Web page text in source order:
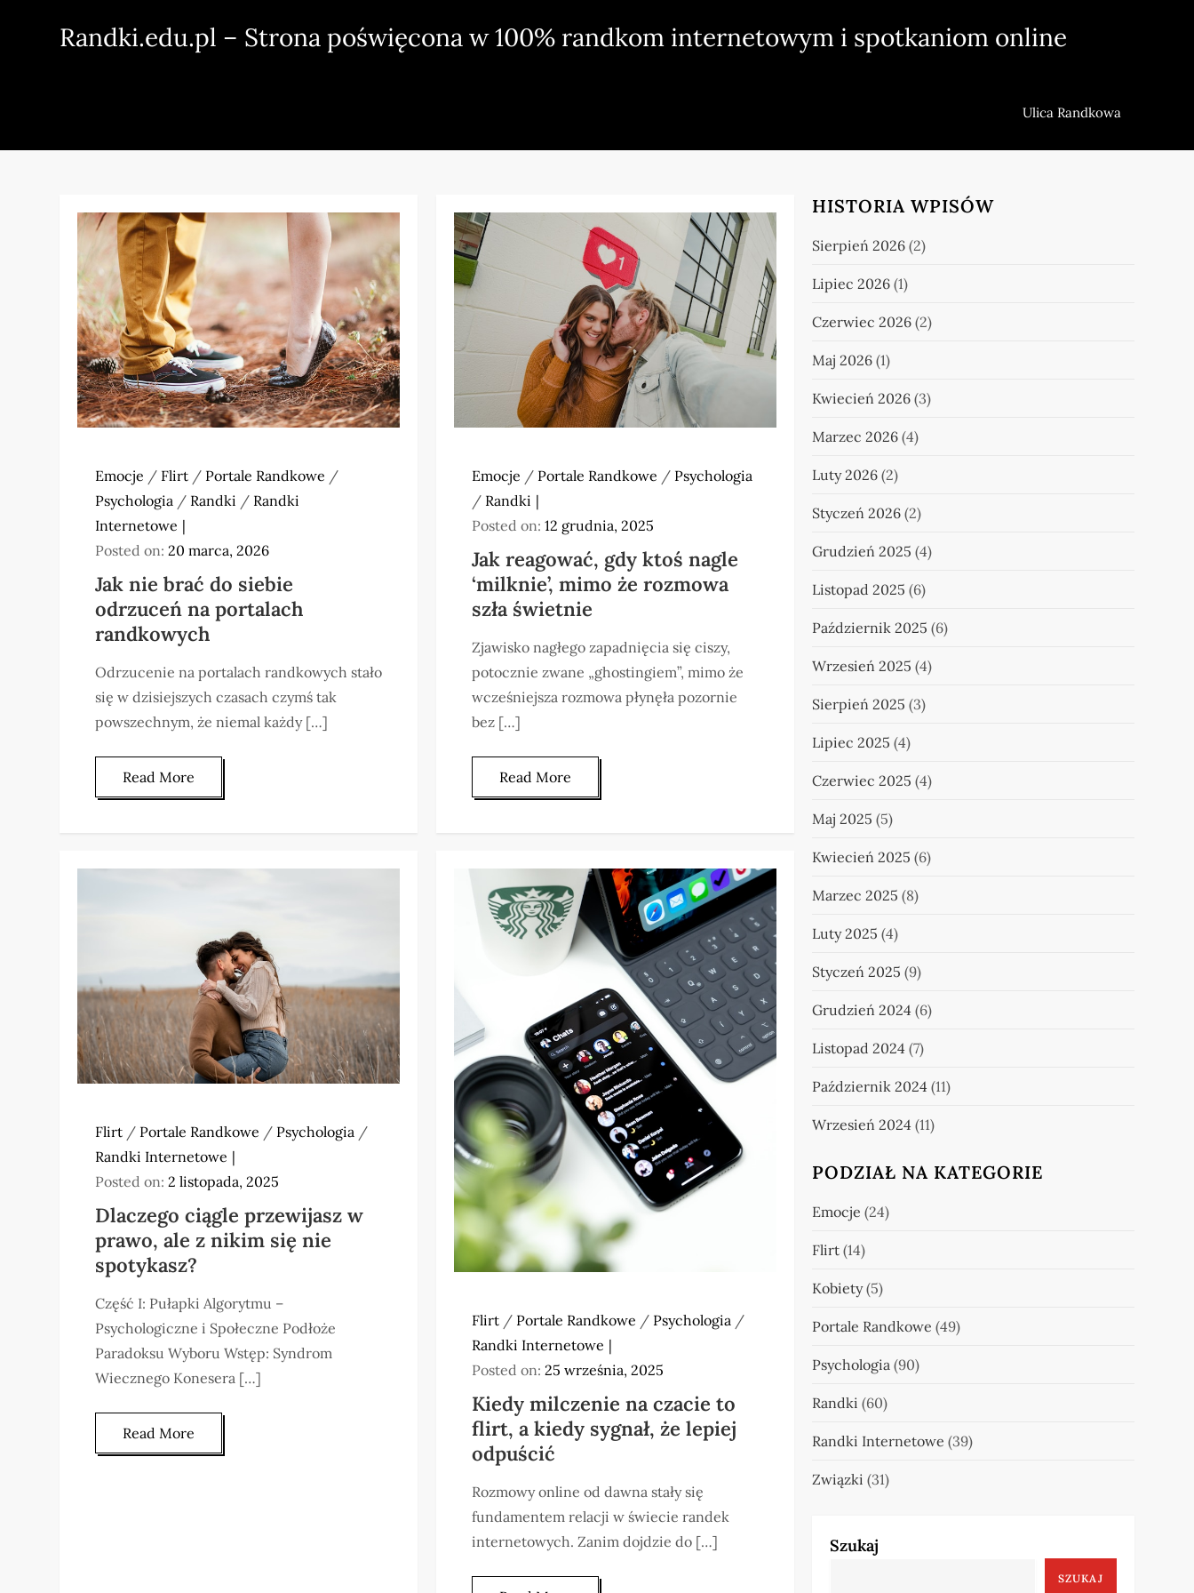
Randki.edu.pl – Strona poświęcona w 100% randkom internetowym i spotkaniom online
Ulica Randkowa
Emocje / Flirt / Portale Randkowe /
Psychologia / Randki / Randki
Internetowe
Posted on:20 marca, 2026
Jak nie brać do siebie
odrzuceń na portalach
randkowych
Odrzucenie na portalach randkowych stało
się w dzisiejszych czasach czymś tak
powszechnym, że niemal każdy […]
Read More
Emocje / Portale Randkowe / Psychologia
/ Randki
Posted on: 12 grudnia, 2025
Jak reagować, gdy ktoś nagle
‘milknie’, mimo że rozmowa
szła świetnie
Zjawisko nagłego zapadnięcia się ciszy,
potocznie zwane „ghostingiem”, mimo że
wcześniejsza rozmowa płynęła pozornie
bez […]
Read More
Flirt / Portale Randkowe / Psychologia /
Randki Internetowe
Posted on:2 listopada, 2025
Dlaczego ciągle przewijasz w
prawo, ale z nikim się nie
spotykasz?
Część I: Pułapki Algorytmu –
Psychologiczne i Społeczne Podłoże
Paradoksu Wyboru Wstęp: Syndrom
Wiecznego Konesera […]
Read More
Flirt/ Portale Randkowe / Psychologia /
Randki Internetowe
Posted on: 25 września, 2025
Kiedy milczenie na czacie to
flirt, a kiedy sygnał, że lepiej
odpuścić
Rozmowy online od dawna stały się
fundamentem relacji w świecie randek
internetowych. Zanim dojdzie do […]
HISTORIA WPISÓW
Sierpień 2026(2)
Lipiec 2026(1)
Czerwiec 2026(2)
Maj 2026(1)
Kwiecień 2026(3)
Marzec 2026(4)
Luty 2026(2)
Styczeń 2026(2)
Grudzień 2025 (4)
Listopad 2025 (6)
Październik 2025 (6)
Wrzesień 2025 (4)
Sierpień 2025 (3)
Lipiec 2025 (4)
Czerwiec 2025 (4)
Maj 2025 (5)
Kwiecień 2025 (6)
Marzec 2025 (8)
Luty 2025 (4)
Styczeń 2025 (9)
Grudzień 2024(6)
Listopad 2024(7)
Październik 2024(11)
Wrzesień 2024(11)
PODZIAŁ NA KATEGORIE
Emocje (24)
Flirt(14)
Kobiety(5)
Portale Randkowe (49)
Psychologia(90)
Randki (60)
Randki Internetowe (39)
Związki (31)
Szukaj
SZUKAJ